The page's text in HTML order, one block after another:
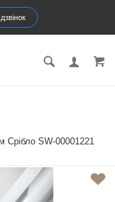
Срібло SW-00001221